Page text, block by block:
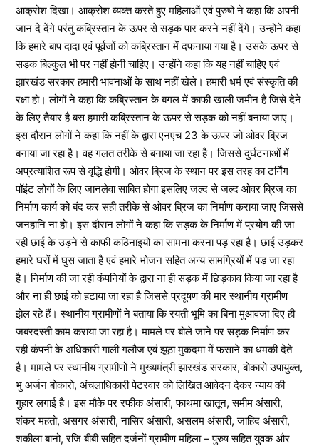
आक्रोश दिखा। आक्रोश व्यक्त करते हुए महिलाओं एवं पुरुषों ने कहा कि अपनी
जान दे देंगे परंतु कब्रिस्तान के ऊपर से सड़क पार करने नहीं देंगे। उन्होंने कहा
कि हमारे बाप दादा एवं पूर्वजों को कब्रिस्तान में दफनाया गया है। उसके ऊपर से
सड़क बिल्कुल भी पर नहीं होनी चाहिए। उन्होंने कहा कि यह नहीं चाहिए एवं
झारखंड सरकार हमारी भावनाओं के साथ नहीं खेले। हमारी धर्म एवं संस्कृति की
रक्षा हो। लोगों ने कहा कि कब्रिस्तान के बगल में काफी खाली जमीन है जिसे देने
के लिए तैयार है बस हमारी कब्रिस्तान के ऊपर से सड़क को नहीं बनाया जाए।
इस दौरान लोगों ने कहा कि नहीं के द्वारा एनएच 23 के ऊपर जो ओवर ब्रिज
बनाया जा रहा है। वह गलत तरीके से बनाया जा रहा है। जिससे दुर्घटनाओं में
अप्रत्याशित रूप से वृद्धि होगी। ओवर ब्रिज के स्थान पर इस तरह का टर्निंग
पॉइंट लोगों के लिए जानलेवा साबित होगा इसलिए जल्द से जल्द ओवर ब्रिज का
निर्माण कार्य को बंद कर सही तरीके से ओवर ब्रिज का निर्माण कराया जाए जिससे
जनहानि ना हो। इस दौरान लोगों ने कहा कि सड़क के निर्माण में प्रयोग की जा
रही छाई के उड़ने से काफी कठिनाइयों का सामना करना पड़ रहा है। छाई उड़कर
हमारे घरों में घुस जाता है एवं हमारे भोजन सहित अन्य सामग्रियों में पड़ जा रहा
है। निर्माण की जा रही कंपनियों के द्वारा ना ही सड़क में छिड़काव किया जा रहा है
और ना ही छाई को हटाया जा रहा है जिससे प्रदूषण की मार स्थानीय ग्रामीण
झेल रहे हैं। स्थानीय ग्रामीणों ने बताया कि रयती भूमि का बिना मुआवजा दिए ही
जबरदस्ती काम कराया जा रहा है। मामले पर बोले जाने पर सड़क निर्माण कर
रही कंपनी के अधिकारी गाली गलौज एवं झूठा मुकदमा में फसाने का धमकी देते
है। मामले पर स्थानीय ग्रामीणों ने मुख्यमंत्री झारखंड सरकार, बोकारो उपायुक्त,
भु अर्जन बोकारो, अंचलाधिकारी पेटरवार को लिखित आवेदन देकर न्याय की
गुहार लगाई है। इस मौके पर रफीक अंसारी, फाथमा खातून, समीम अंसारी,
शंकर महतो, असगर अंसारी, नासिर अंसारी, असलम अंसारी, जाहिद अंसारी,
शकीला बानो, रजि बीबी सहित दर्जनों ग्रामीण महिला – पुरुष सहित युवक और